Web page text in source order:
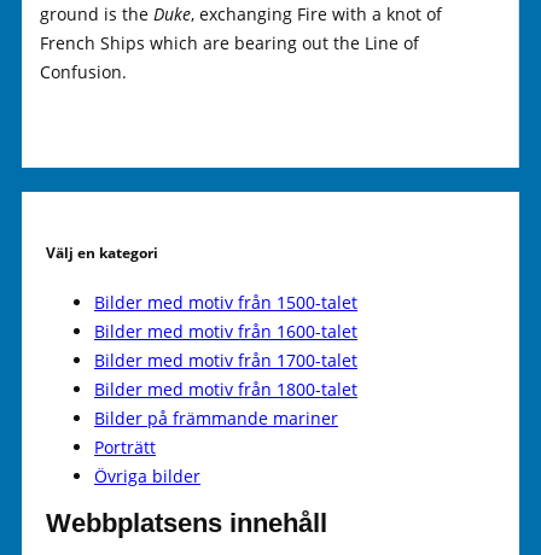
ground is the Duke, exchanging Fire with a knot of
French Ships which are bearing out the Line of
Confusion.
Välj en kategori
Bilder med motiv från 1500-talet
Bilder med motiv från 1600-talet
Bilder med motiv från 1700-talet
Bilder med motiv från 1800-talet
Bilder på främmande mariner
Porträtt
Övriga bilder
Webbplatsens innehåll